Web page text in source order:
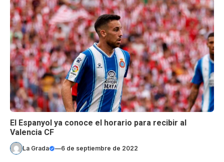
El Espanyol ya conoce el horario para recibir al
Valencia CF
La Grada —6 de septiembre de 2022